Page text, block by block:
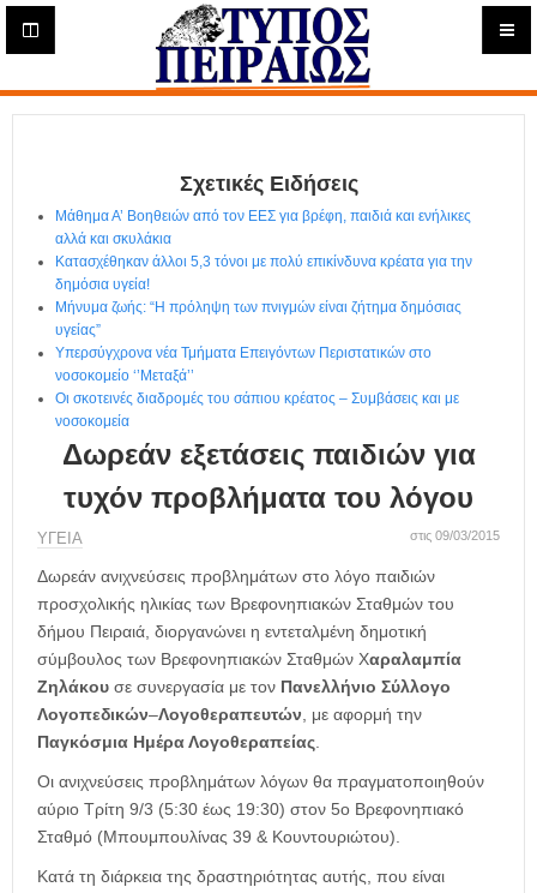
Η
ε
ρ
Σχετικές Ειδήσεις
Μάθημα Α’ Βοηθειών από τον ΕΕΣ για βρέφη, παιδιά και ενήλικες
αλλά και σκυλάκια
Κατασχέθηκαν άλλοι 5,3 τόνοι με πολύ επικίνδυνα κρέατα για την
δημόσια υγεία!
Μήνυμα ζωής: “Η πρόληψη των πνιγμών είναι ζήτημα δημόσιας
υγείας”
Υπερσύγχρονα νέα Τμήματα Επειγόντων Περιστατικών στο
νοσοκομείο ‘’Μεταξά’’
Οι σκοτεινές διαδρομές του σάπιου κρέατος – Συμβάσεις και με
νοσοκομεία
Δωρεάν εξετάσεις παιδιών για
τυχόν προβλήματα του λόγου
ΥΓΕΙΑ στις 09/03/2015
Δωρεάν ανιχνεύσεις προβλημάτων στο λόγο παιδιών
προσχολικής ηλικίας των Βρεφονηπιακών Σταθμών του
δήμου Πειραιά, διοργανώνει η εντεταλμένη δημοτική
σύμβουλος των Βρεφονηπιακών Σταθμών Χαραλαμπία
Ζηλάκου σε συνεργασία με τον Πανελλήνιο Σύλλογο
Λογοπεδικών–Λογοθεραπευτών, με αφορμή την
Παγκόσμια Ημέρα Λογοθεραπείας.
Οι ανιχνεύσεις προβλημάτων λόγων θα πραγματοποιηθούν
αύριο Τρίτη 9/3 (5:30 έως 19:30) στον 5ο Βρεφονηπιακό
Σταθμό (Μπουμπουλίνας 39 & Κουντουριώτου).
Κατά τη διάρκεια της δραστηριότητας αυτής, που είναι